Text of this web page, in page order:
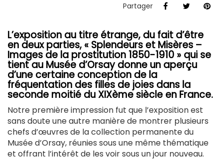
Partager
L’exposition au titre étrange, du fait d’être
en deux parties, « Splendeurs et Misères –
Images de la prostitution 1850-1910 » qui se
tient au Musée d’Orsay donne un aperçu
d’une certaine conception de la
fréquentation des filles de joies dans la
seconde moitié du XIXème siècle en France.
Notre première impression fut que l’exposition est
sans doute une autre manière de montrer plusieurs
chefs d’œuvres de la collection permanente du
Musée d’Orsay, réunies sous une même thématique
et offrant l’intérêt de les voir sous un jour nouveau.